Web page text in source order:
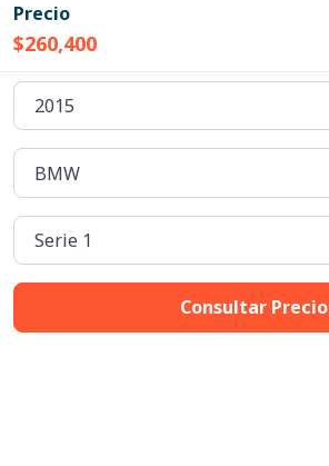
Precio
$260,400
Consultar Precio